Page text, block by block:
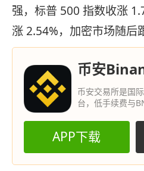
强，标普 500 指数收涨
涨 2.54%，加密市场随后
币安
币安交易所是国
台，低手续费与
APP下载